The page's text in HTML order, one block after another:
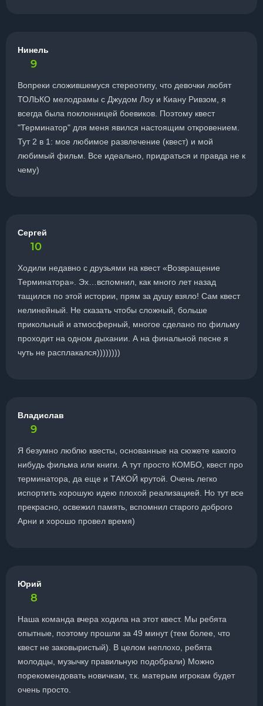
Нинель
9
Вопреки сложившемуся стереотипу, что девочки любят
ТОЛЬКО мелодрамы с Джудом Лоу и Киану Ривзом, я
всегда была поклонницей боевиков. Поэтому квест
"Терминатор" для меня явился настоящим откровением.
Тут 2 в 1: мое любимое развлечение (квест) и мой
любимый фильм. Все идеально, придраться и правда не к
чему)
Сергей
10
Ходили недавно с друзьями на квест «Возвращение
Терминатора». Эх…вспомнил, как много лет назад
тащился по этой истории, прям за душу взяло! Сам квест
нелинейный. Не сказать чтобы сложный, больше
прикольный и атмосферный, многое сделано по фильму
проходит на одном дыхании. А на финальной песне я
чуть не расплакался))))))))
Владислав
9
Я безумно люблю квесты, основанные на сюжете какого
нибудь фильма или книги. А тут просто КОМБО, квест про
терминатора, да еще и ТАКОЙ крутой. Очень легко
испортить хорошую идею плохой реализацией. Но тут все
прекрасно, освежил память, вспомнил старого доброго
Арни и хорошо провел время)
Юрий
8
Наша команда вчера ходила на этот квест. Мы ребята
опытные, поэтому прошли за 49 минут (тем более, что
квест не заковыристый). В целом неплохо, ребята
молодцы, музычку правильную подобрали) Можно
порекомендовать новичкам, т.к. матерым игрокам будет
очень просто.